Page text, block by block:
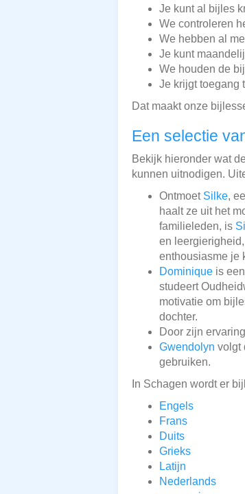
Je kunt al bijles
We controleren
We hebben al
Je kunt
We houden de
Je krijgt toegang
Dat maakt onze
Een selectie
Bekijk hieronder wat
kunnen uitnodigen.
Ontmoet Silke,
haalt ze uit het
familieleden, is
en
enthousiasme je
Dominique is
studeert
motivatie om
dochter.
Door zijn
Gwendolyn volgt
gebruiken.
In Schagen wordt er
Engels
Frans
Duits
Grieks
Latijn
Nederlands